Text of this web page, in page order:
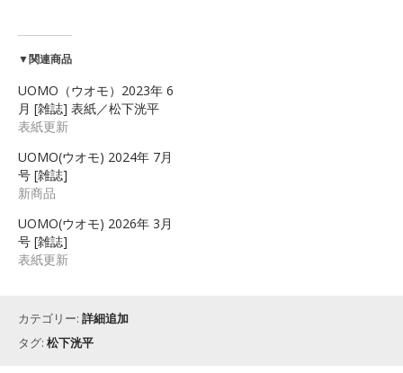
▼関連商品
UOMO（ウオモ）2023年 6
月 [雑誌] 表紙／松下洸平
表紙更新
UOMO(ウオモ) 2024年 7月
号 [雑誌]
新商品
UOMO(ウオモ) 2026年 3月
号 [雑誌]
表紙更新
カテゴリー: 詳細追加
タグ: 松下洸平